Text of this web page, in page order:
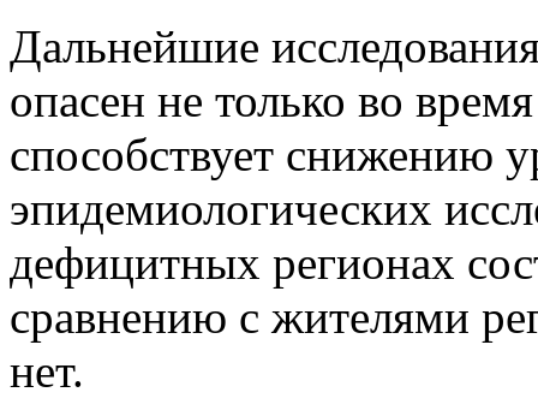
Дальнейшие
опасен не только во
способствует снижению
эпидемиологических
дефицитных регионах
сравнению с жителями
нет.